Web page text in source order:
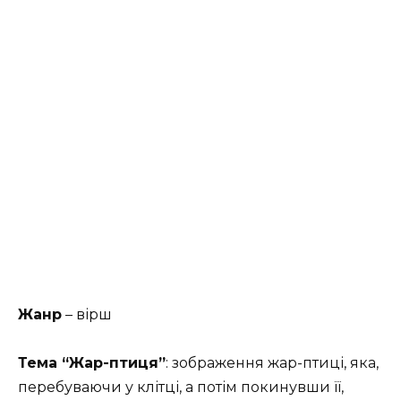
Жанр – вірш
Тема “Жар-птиця”: зображення жар-птиці, яка,
перебуваючи у клітці, а потім покинувши її,